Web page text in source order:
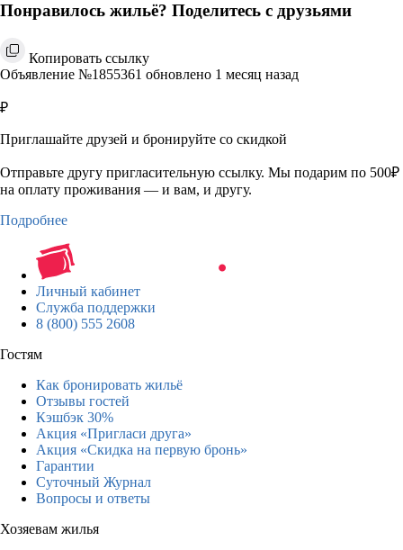
Понравилось жильё? Поделитесь с друзьями
Копировать ссылку
Объявление №1855361 обновлено 1 месяц назад
₽
Приглашайте друзей и бронируйте со скидкой
Отправьте другу пригласительную ссылку. Мы подарим по 500₽
на оплату проживания — и вам, и другу.
Подробнее
Личный кабинет
Служба поддержки
8 (800) 555 2608
Гостям
Как бронировать жильё
Отзывы гостей
Кэшбэк 30%
Акция «Пригласи друга»
Акция «Скидка на первую бронь»
Гарантии
Суточный Журнал
Вопросы и ответы
Хозяевам жилья